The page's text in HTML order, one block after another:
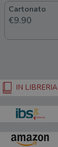
Cartonato
€9.90
IN LIBRERIA